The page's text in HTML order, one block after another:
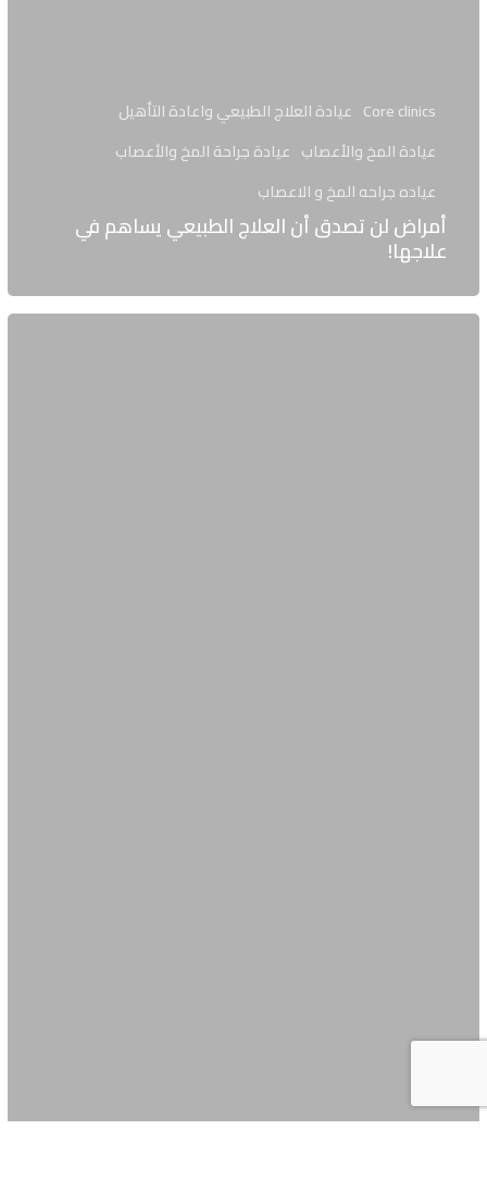
Core clinics عيادة العلاج الطبيعي واعادة التأهيل
عيادة المخ والأعصاب عيادة جراحة المخ والأعصاب
عياده جراحه المخ و الاعصاب
أمراض لن تصدق أن العلاج الطبيعي يساهم في
علاجها!